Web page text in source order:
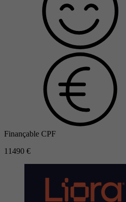
Finançable CPF
11490 €